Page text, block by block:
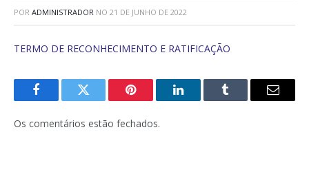
POR ADMINISTRADOR NO 21 DE JUNHO DE 2022
TERMO DE RECONHECIMENTO E RATIFICAÇÃO
FacebookTwitter Pinterest O
Tumblr
E-
Os comentários estão fechados.